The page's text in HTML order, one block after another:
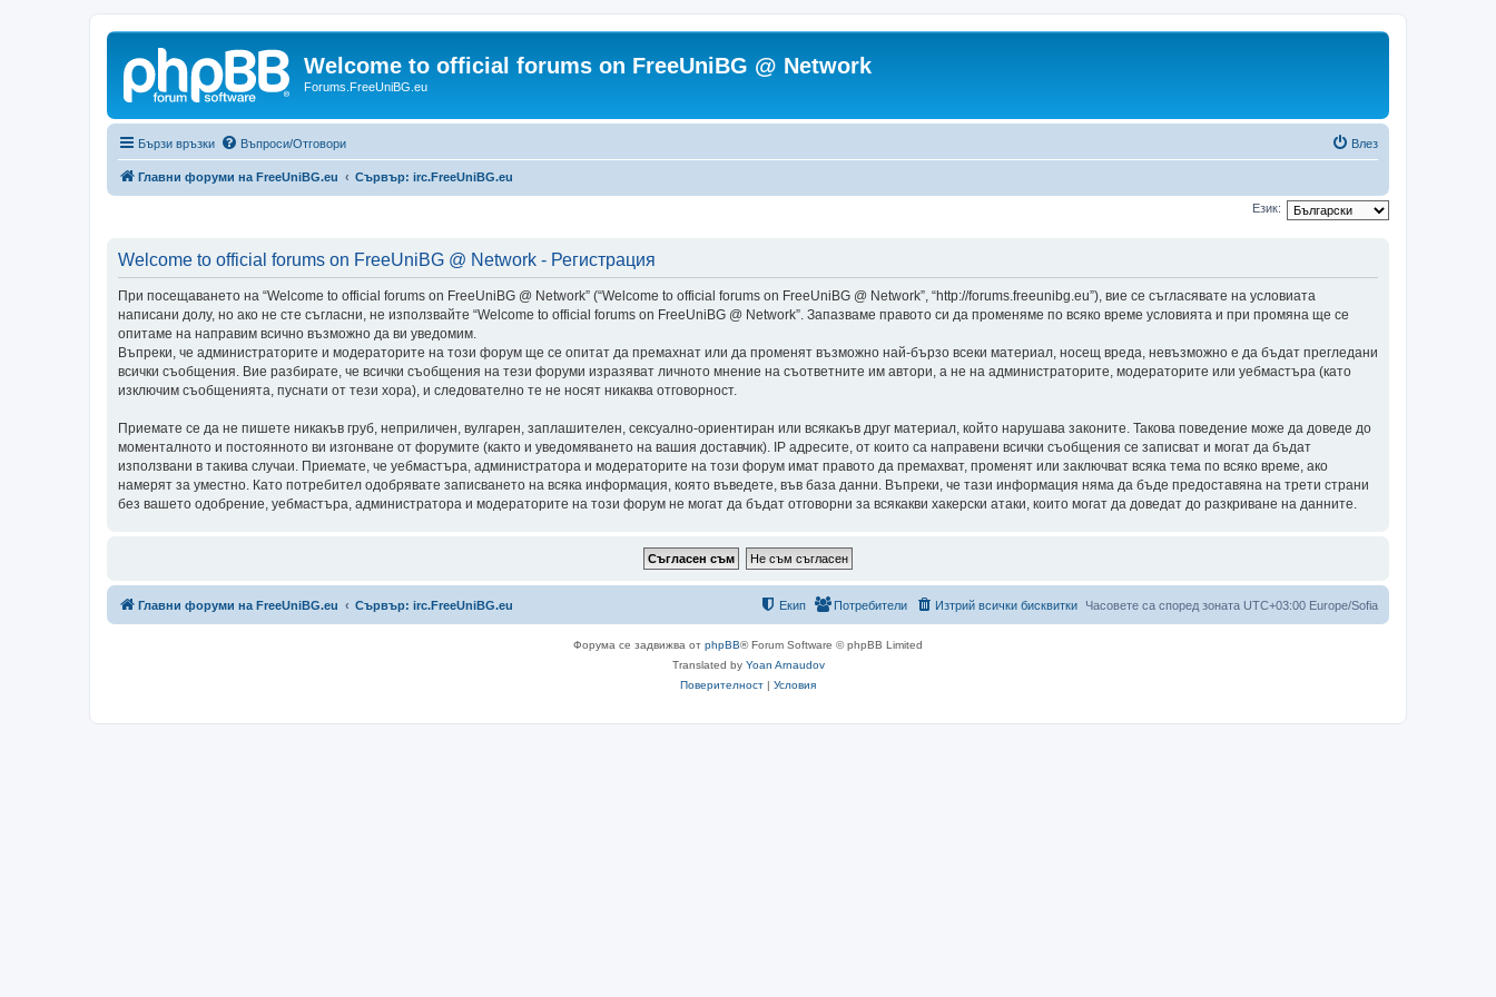
Welcome to official forums on FreeUniBG @ Network
Forums.FreeUniBG.eu
Бързи връзки Въпроси/Отговори Влез
Главни форуми на FreeUniBG.eu Сървър: irc.FreeUniBG.eu
Език:
Welcome to official forums on FreeUniBG @ Network - Регистрация
При посещаването на “Welcome to official forums on FreeUniBG @ Network” (“Welcome to official forums on FreeUniBG @ Network”, “http://forums.freeunibg.eu”), вие се съгласявате на условиата
написани долу, но ако не сте съгласни, не използвайте “Welcome to official forums on FreeUniBG @ Network”. Запазваме правото си да променяме по всяко време условията и при промяна ще се
опитаме на направим всично възможно да ви уведомим.
Въпреки, че администраторите и модераторите на този форум ще се опитат да премахнат или да променят възможно най-бързо всеки материал, носещ вреда, невъзможно е да бъдат прегледани
всички съобщения. Вие разбирате, че всички съобщения на тези форуми изразяват личното мнение на съответните им автори, а не на администраторите, модераторите или уебмастъра (като
изключим съобщенията, пуснати от тези хора), и следователно те не носят никаква отговорност.
Приемате се да не пишете никакъв груб, неприличен, вулгарен, заплашителен, сексуално-ориентиран или всякакъв друг материал, който нарушава законите. Такова поведение може да доведе до
моменталното и постоянното ви изгонване от форумите (както и уведомяването на вашия доставчик). IP адресите, от които са направени всички съобщения се записват и могат да бъдат
използвани в такива случаи. Приемате, че уебмастъра, администратора и модераторите на този форум имат правото да премахват, променят или заключват всяка тема по всяко време, ако
намерят за уместно. Като потребител одобрявате записването на всяка информация, която въведете, във база данни. Въпреки, че тази информация няма да бъде предоставяна на трети страни
без вашето одобрение, уебмастъра, администратора и модераторите на този форум не могат да бъдат отговорни за всякакви хакерски атаки, които могат да доведат до разкриване на данните.
Главни форуми на FreeUniBG.eu Сървър: irc.FreeUniBG.eu Часовете са според зоната UTC+03:00 Europe/Sofia
Изтрий всички бисквитки
Потребители
Екип
Форума се задвижва от phpBB® Forum Software © phpBB Limited
Translated by Yoan Arnaudov
Поверителност | Условия